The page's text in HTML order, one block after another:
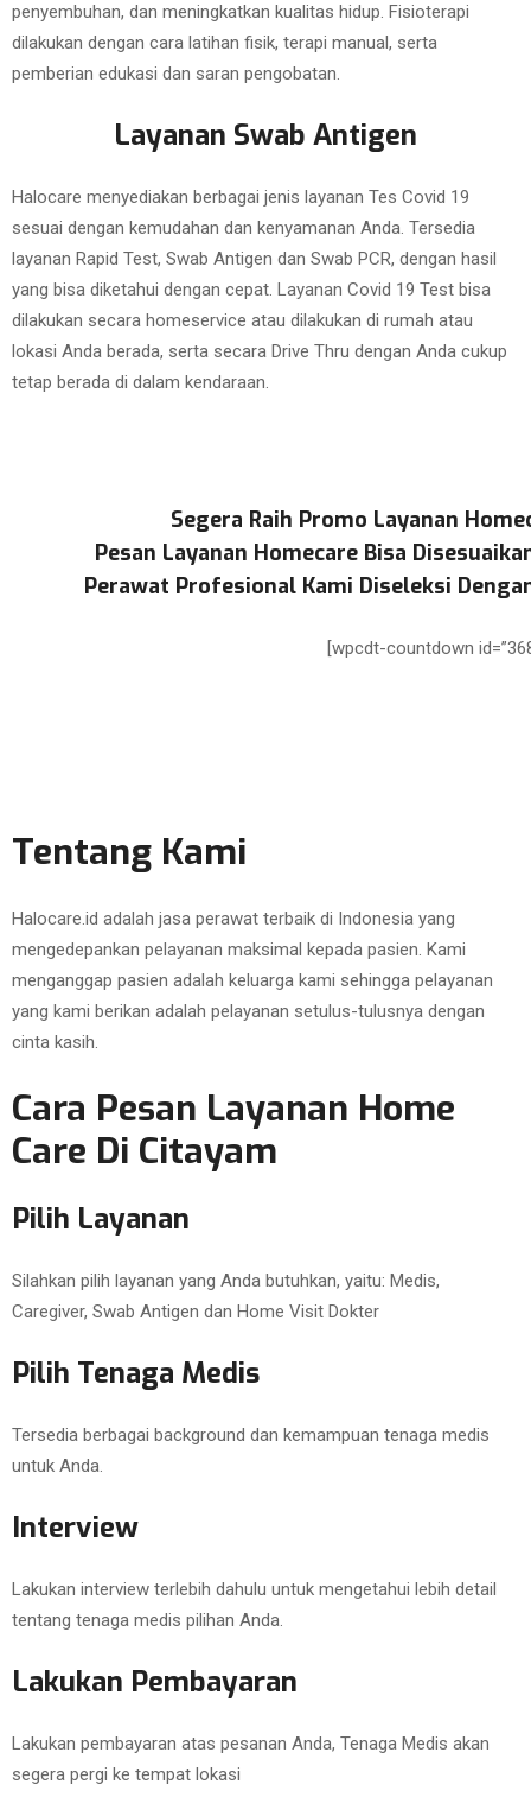
penyembuhan, dan meningkatkan kualitas hidup. Fisioterapi
dilakukan dengan cara latihan fisik, terapi manual, serta
pemberian edukasi dan saran pengobatan.
Layanan Swab Antigen
Halocare menyediakan berbagai jenis layanan Tes Covid 19
sesuai dengan kemudahan dan kenyamanan Anda. Tersedia
layanan Rapid Test, Swab Antigen dan Swab PCR, dengan hasil
yang bisa diketahui dengan cepat. Layanan Covid 19 Test bisa
dilakukan secara homeservice atau dilakukan di rumah atau
lokasi Anda berada, serta secara Drive Thru dengan Anda cukup
tetap berada di dalam kendaraan.
Segera Raih Promo Layanan
Pesan Layanan Homecare Bisa
Perawat Profesional Kami Diseleksi
[wpcdt-countdown
Tentang Kami
Halocare.id adalah jasa perawat terbaik di Indonesia yang
mengedepankan pelayanan maksimal kepada pasien. Kami
menganggap pasien adalah keluarga kami sehingga pelayanan
yang kami berikan adalah pelayanan setulus-tulusnya dengan
cinta kasih.
Cara Pesan Layanan Home
Care Di Citayam
Pilih Layanan
Silahkan pilih layanan yang Anda butuhkan, yaitu: Medis,
Caregiver, Swab Antigen dan Home Visit Dokter
Pilih Tenaga Medis
Tersedia berbagai background dan kemampuan tenaga medis
untuk Anda.
Interview
Lakukan interview terlebih dahulu untuk mengetahui lebih detail
tentang tenaga medis pilihan Anda.
Lakukan Pembayaran
Lakukan pembayaran atas pesanan Anda, Tenaga Medis akan
segera pergi ke tempat lokasi